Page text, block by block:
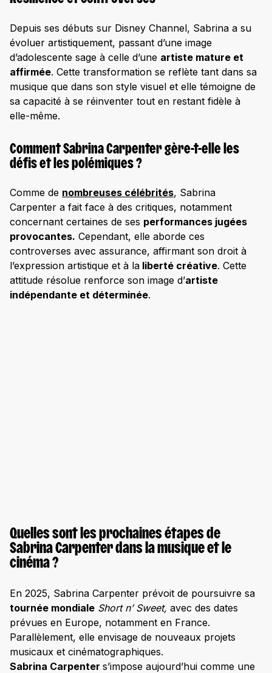
Depuis ses débuts sur Disney Channel, Sabrina a su
évoluer artistiquement, passant d’une image
d’adolescente sage à celle d’une artiste mature et
affirmée. Cette transformation se reflète tant dans sa
musique que dans son style visuel et elle témoigne de
sa capacité à se réinventer tout en restant fidèle à
elle-même.​
Comment Sabrina Carpenter gère-t-elle les
défis et les polémiques ?
Comme de nombreuses célébrités, Sabrina
Carpenter a fait face à des critiques, notamment
concernant certaines de ses performances jugées
provocantes. Cependant, elle aborde ces
controverses avec assurance, affirmant son droit à
l’expression artistique et à la liberté créative. Cette
attitude résolue renforce son image d’artiste
indépendante et déterminée.​
Quelles sont les prochaines étapes de
Sabrina Carpenter dans la musique et le
cinéma ?
En 2025, Sabrina Carpenter prévoit de poursuivre sa
tournée mondiale Short n’ Sweet, avec des dates
prévues en Europe, notamment en France.
Parallèlement, elle envisage de nouveaux projets
musicaux et cinématographiques.
Sabrina Carpenter s’impose aujourd’hui comme une